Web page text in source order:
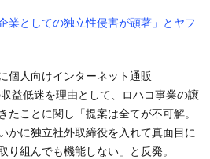
業としての独立性侵害が顕著」とヤフ
個人向けインターネット通販
益低迷を理由として、ロハコ事業の譲
たことに関し「提案は全てが不可解。
かに独立社外取締役を入れて真面目に
り組んでも機能しない」と反発。